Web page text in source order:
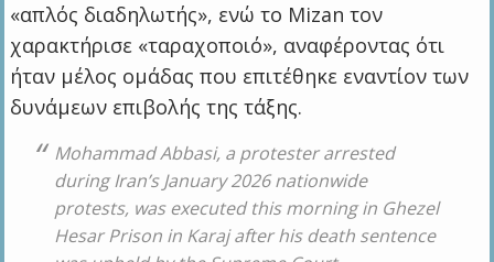
«απλός διαδηλωτής», ενώ το Mizan τον
χαρακτήρισε «ταραχοποιό», αναφέροντας ότι
ήταν μέλος ομάδας που επιτέθηκε εναντίον των
δυνάμεων επιβολής της τάξης.
Mohammad Abbasi, a protester arrested
during Iran’s January 2026 nationwide
protests, was executed this morning in Ghezel
Hesar Prison in Karaj after his death sentence